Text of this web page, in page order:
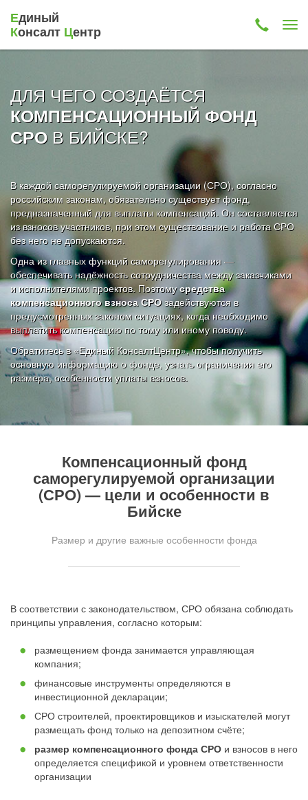
Единый
Консалт Центр
ДЛЯ ЧЕГО СОЗДАЁТСЯ
КОМПЕНСАЦИОННЫЙ ФОНД
СРОВ БИЙСКЕ?
В каждой саморегулируемой организации (СРО), согласно
российским законам, обязательно существует фонд,
предназначенный для выплаты компенсаций. Он составляется
из взносов участников, при этом существование и работа СРО
без него не допускаются.
Одна из главных функций саморегулирования —
обеспечивать надёжность сотрудничества между заказчиками
и исполнителями проектов. Поэтомусредства
компенсационного взноса СРОзадействуются в
предусмотренных законом ситуациях, когда необходимо
выплатить компенсацию по тому или иному поводу.
Обратитесь в «Единый КонсалтЦентр», чтобы получить
основную информацию о фонде, узнать ограничения его
размера, особенности уплаты взносов.
Компенсационный фонд
саморегулируемой организации
(СРО) — цели и особенности в
Бийске
Размер и другие важные особенности фонда
В соответствии с законодательством, СРО обязана соблюдать
принципы управления, согласно которым:
размещением фонда занимается управляющая
компания;
финансовые инструменты определяются в
инвестиционной декларации;
СРО строителей, проектировщиков и изыскателей могут
размещать фонд только на депозитном счёте;
размер компенсационного фонда СРО и взносов в него
определяется спецификой и уровнем ответственности
организации